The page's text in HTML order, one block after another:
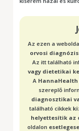
Az ezen a
orvosi
Az itt található
vagy dietetikai
A HannaHealth
szereplő
diagnosztikai
található cikkek
helyettesítik az
oldalon